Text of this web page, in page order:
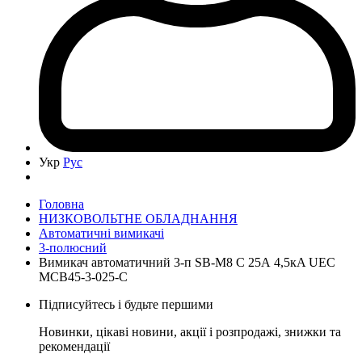
Укр Рус
Головна
НИЗКОВОЛЬТНЕ ОБЛАДНАННЯ
Автоматичні вимикачі
3-полюсний
Вимикач автоматичний 3-п SB-M8 С 25А 4,5кA UEC
MCB45-3-025-C
Підписуйтесь і будьте першими
Новинки, цікаві новини, акції і розпродажі, знижки та
рекомендації